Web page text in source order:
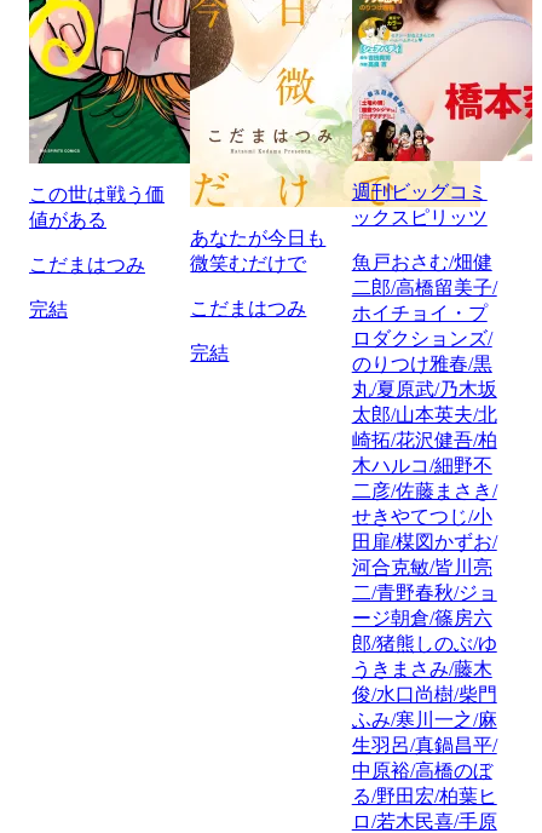
この世は戦う価
値がある
こだまはつみ
完結
あなたが今日も
微笑むだけで
こだまはつみ
完結
週刊ビッグコミ
ックスピリッツ
魚戸おさむ/畑健
二郎/高橋留美子/
ホイチョイ・プ
ロダクションズ/
のりつけ雅春/黒
丸/夏原武/乃木坂
太郎/山本英夫/北
崎拓/花沢健吾/柏
木ハルコ/細野不
二彦/佐藤まさき/
せきやてつじ/小
田扉/楳図かずお/
河合克敏/皆川亮
二/青野春秋/ジョ
ージ朝倉/篠房六
郎/猪熊しのぶ/ゆ
うきまさみ/藤木
俊/水口尚樹/柴門
ふみ/寒川一之/麻
生羽呂/真鍋昌平/
中原裕/高橋のぼ
る/野田宏/柏葉ヒ
ロ/若木民喜/手原